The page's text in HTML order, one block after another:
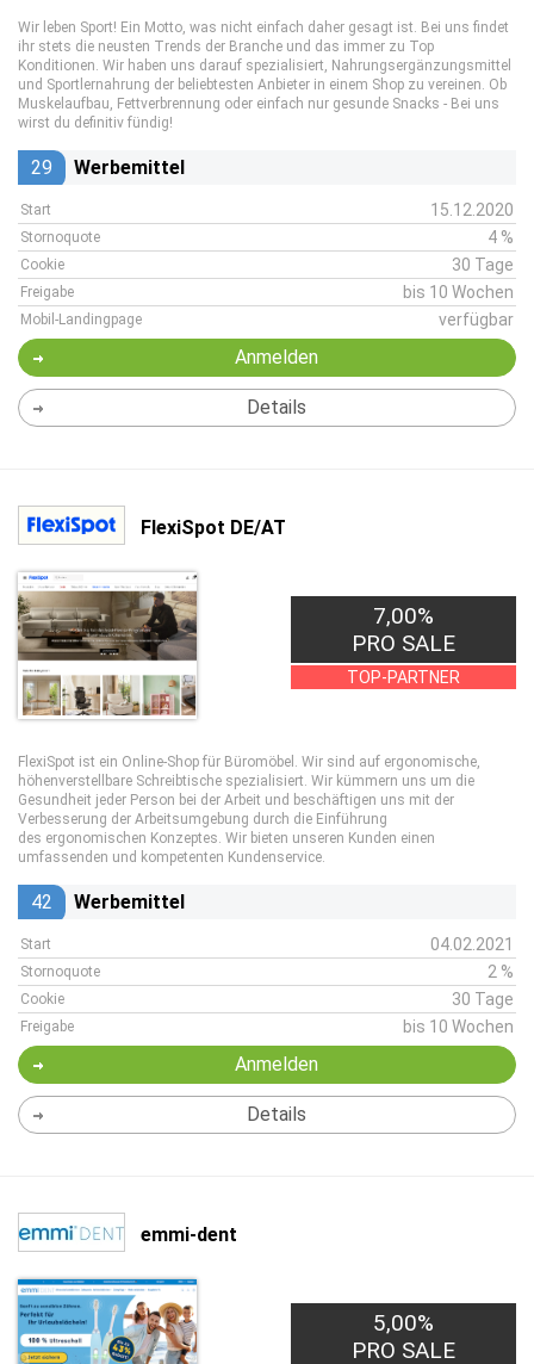
Wir leben Sport! Ein Motto, was nicht einfach daher gesagt ist. Bei uns findet
ihr stets die neusten Trends der Branche und das immer zu Top
Konditionen. Wir haben uns darauf spezialisiert, Nahrungsergänzungsmittel
und Sportlernahrung der beliebtesten Anbieter in einem Shop zu vereinen. Ob
Muskelaufbau, Fettverbrennung oder einfach nur gesunde Snacks - Bei uns
wirst du definitiv fündig!
29 Werbemittel
Start 15.12.2020
Stornoquote 4 %
Cookie 30 Tage
Freigabe bis 10 Wochen
Mobil-Landingpage verfügbar
Anmelden
Details
FlexiSpot DE/AT
7,00%
PRO SALE
TOP-PARTNER
FlexiSpot ist ein Online-Shop für Büromöbel. Wir sind auf ergonomische,
höhenverstellbare Schreibtische spezialisiert. Wir kümmern uns um die
Gesundheit jeder Person bei der Arbeit und beschäftigen uns mit der
Verbesserung der Arbeitsumgebung durch die Einführung
des ergonomischen Konzeptes. Wir bieten unseren Kunden einen
umfassenden und kompetenten Kundenservice.
42 Werbemittel
Start 04.02.2021
Stornoquote 2 %
Cookie 30 Tage
Freigabe bis 10 Wochen
Anmelden
Details
emmi-dent
5,00%
PRO SALE